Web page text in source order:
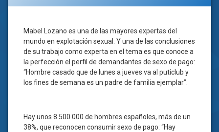
Mabel Lozano es una de las mayores expertas del
mundo en explotación sexual. Y una de las conclusiones
de su trabajo como experta en el tema es que conoce a
la perfección el perfil de demandantes de sexo de pago:
“Hombre casado que de lunes a jueves va al puticlub y
los fines de semana es un padre de familia ejemplar”.
Hay unos 8.500.000 de hombres españoles, más de un
38%, que reconocen consumir sexo de pago: “Hay